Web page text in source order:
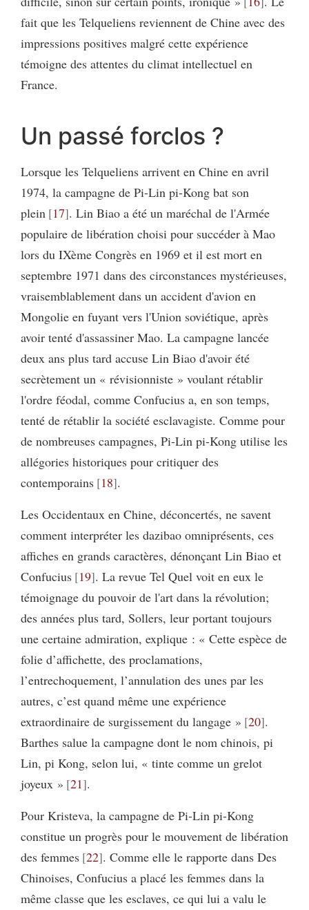
fait que les Telqueliens reviennent de Chine avec des
impressions positives malgré cette expérience
témoigne des attentes du climat intellectuel en
France.
Un passé forclos ?
Lorsque les Telqueliens arrivent en Chine en avril
1974, la campagne de Pi-Lin pi-Kong bat son
plein 17 . Lin Biao a été un maréchal de l'Armée
populaire de libération choisi pour succéder à Mao
lors du IXème Congrès en 1969 et il est mort en
septembre 1971 dans des circonstances mystérieuses,
vraisemblablement dans un accident d'avion en
Mongolie en fuyant vers l'Union soviétique, après
avoir tenté d'assassiner Mao. La campagne lancée
deux ans plus tard accuse Lin Biao d'avoir été
secrètement un « révisionniste » voulant rétablir
l'ordre féodal, comme Confucius a, en son temps,
tenté de rétablir la société esclavagiste. Comme pour
de nombreuses campagnes, Pi-Lin pi-Kong utilise les
allégories historiques pour critiquer des
contemporains 18 .
Les Occidentaux en Chine, déconcertés, ne savent
comment interpréter les dazibao omniprésents, ces
affiches en grands caractères, dénonçant Lin Biao et
Confucius 19 . La revue Tel Quel voit en eux le
témoignage du pouvoir de l'art dans la révolution;
des années plus tard, Sollers, leur portant toujours
une certaine admiration, explique : « Cette espèce de
folie d’affichette, des proclamations,
l’entrechoquement, l’annulation des unes par les
autres, c’est quand même une expérience
extraordinaire de surgissement du langage » 20 .
Barthes salue la campagne dont le nom chinois, pi
Lin, pi Kong, selon lui, « tinte comme un grelot
joyeux » 21 .
Pour Kristeva, la campagne de Pi-Lin pi-Kong
constitue un progrès pour le mouvement de libération
des femmes 22 . Comme elle le rapporte dans Des
Chinoises, Confucius a placé les femmes dans la
même classe que les esclaves, ce qui lui a valu le